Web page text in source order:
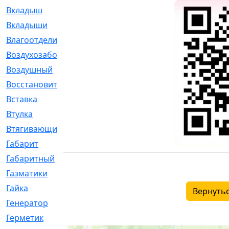
Вкладыш
Вкладыши
Влагоотделитель
Воздухозаборник
Воздушный
Восстановительный
Вставка
Втулка
Втягивающий
Габарит
Габаритный
Газматики
Гайка
Генератор
Герметик